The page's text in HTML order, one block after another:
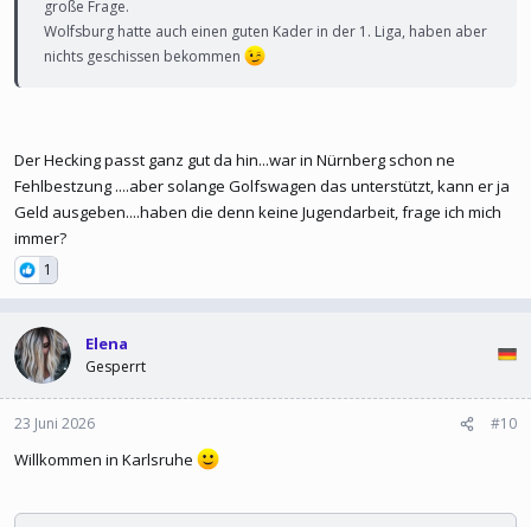
große Frage.
Wolfsburg hatte auch einen guten Kader in der 1. Liga, haben aber
nichts geschissen bekommen
Der Hecking passt ganz gut da hin...war in Nürnberg schon ne
Fehlbestzung ....aber solange Golfswagen das unterstützt, kann er ja
Geld ausgeben....haben die denn keine Jugendarbeit, frage ich mich
immer?
1
Elena
Gesperrt
23 Juni 2026 #10
Willkommen in Karlsruhe